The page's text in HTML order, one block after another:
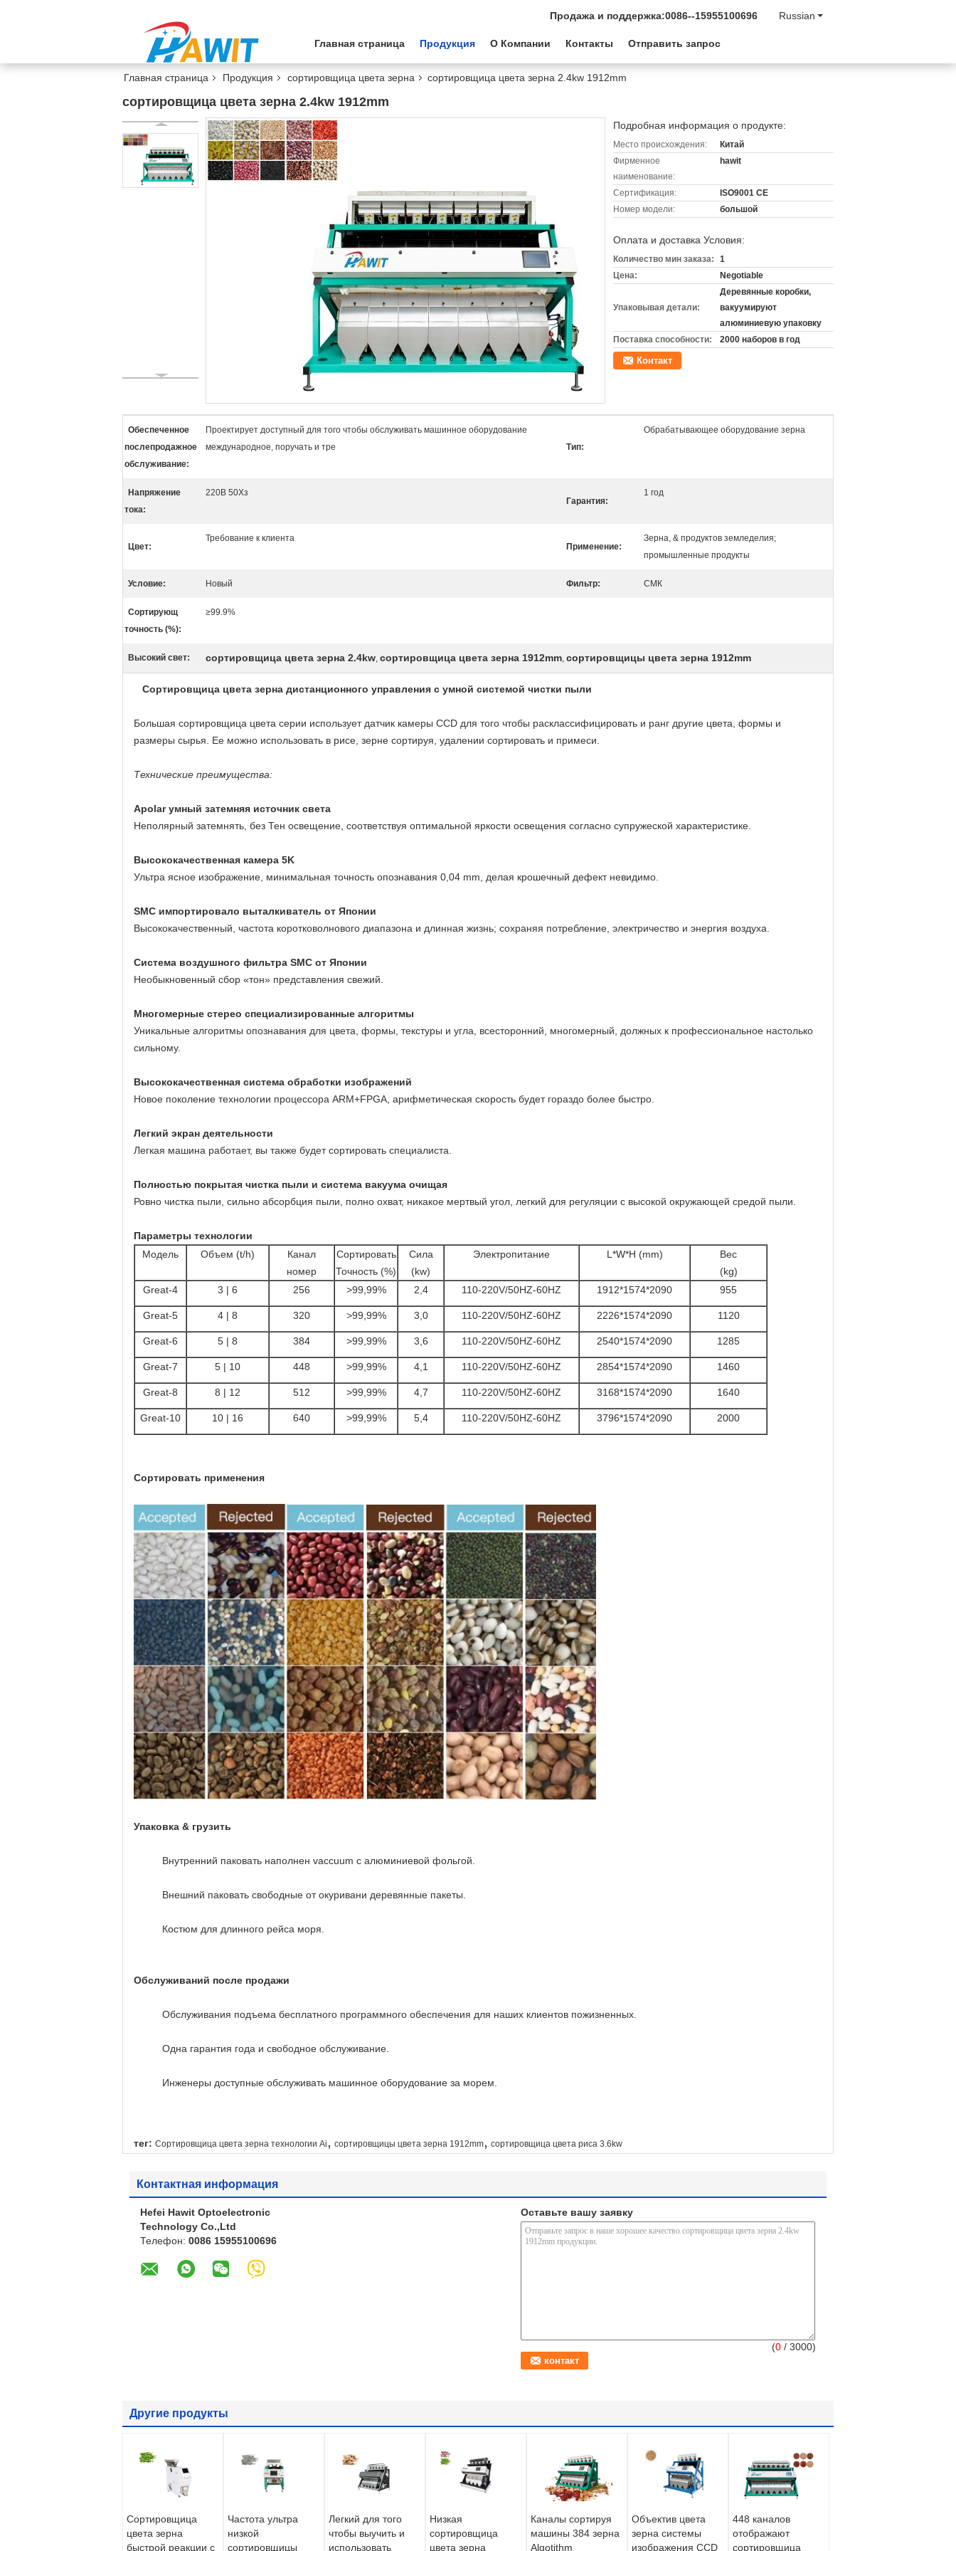
Russian
Продажа и поддержка:0086--15955100696
Главная страница Продукция О Компании Контакты Отправить запрос
Главная страница Продукция сортировщица цвета зерна сортировщица цвета зерна 2.4kw 1912mm
сортировщица цвета зерна 2.4kw 1912mm
Подробная информация о продукте:
Место происхождения:
Китай
Фирменное
наименование:
hawit
Сертификация:
ISO9001 CE
Номер модели:
большой
Оплата и доставка Условия:
Количество мин заказа:
1
Цена:
Negotiable
Упаковывая детали:
Деревянные коробки,
вакуумируют
алюминиевую упаковку
Поставка способности:
2000 наборов в год
Контакт
Обеспеченное
послепродажное
обслуживание:
Проектирует доступный для того чтобы обслуживать машинное оборудование
международное, поручать и тре
Тип:
Обрабатывающее оборудование зерна
Напряжение
тока:
220В 50Хз
Гарантия:
1 год
Цвет:
Требование к клиента
Применение:
Зерна, & продуктов земледелия;
промышленные продукты
Условие: Новый Фильтр: СМК
Сортирующ
точность (%):
≥99.9%
Высокий свет: сортировщица цвета зерна 2.4kw, сортировщица цвета зерна 1912mm, сортировщицы цвета зерна 1912mm
Сортировщица цвета зерна дистанционного управления с умной системой чистки пыли
Большая сортировщица цвета серии использует датчик камеры CCD для того чтобы расклассифицировать и ранг другие цвета, формы и
размеры сырья. Ее можно использовать в рисе, зерне сортируя, удалении сортировать и примеси.
Технические преимущества:
Apolar умный затемняя источник света
Неполярный затемнять, без Тен освещение, соответствуя оптимальной яркости освещения согласно супружеской характеристике.
Высококачественная камера 5K
Ультра ясное изображение, минимальная точность опознавания 0,04 mm, делая крошечный дефект невидимо.
SMC импортировало выталкиватель от Японии
Высококачественный, частота коротковолнового диапазона и длинная жизнь; сохраняя потребление, электричество и энергия воздуха.
Система воздушного фильтра SMC от Японии
Необыкновенный сбор «тон» представления свежий.
Многомерные стерео специализированные алгоритмы
Уникальные алгоритмы опознавания для цвета, формы, текстуры и угла, всесторонний, многомерный, должных к профессиональное настолько
сильному.
Высококачественная система обработки изображений
Новое поколение технологии процессора ARM+FPGA, арифметическая скорость будет гораздо более быстро.
Легкий экран деятельности
Легкая машина работает, вы также будет сортировать специалиста.
Полностью покрытая чистка пыли и система вакуума очищая
Ровно чистка пыли, сильно абсорбция пыли, полно охват, никакое мертвый угол, легкий для регуляции с высокой окружающей средой пыли.
Параметры технологии
Модель
Объем (t/h)
Канал
номер
Сортировать
Точность (%)
Сила
(kw)
Электропитание L*W*H (mm)
Вес
(kg)
Great-4
3 | 6 256 >99,99% 2,4 110-220V/50HZ-60HZ 1912*1574*2090 955
Great-5 4 | 8 320 >99,99% 3,0 110-220V/50HZ-60HZ 2226*1574*2090 1120
Great-6 5 | 8 384 >99,99% 3,6 110-220V/50HZ-60HZ 2540*1574*2090 1285
Great-7 5 | 10 448 >99,99% 4,1 110-220V/50HZ-60HZ 2854*1574*2090 1460
Great-8 8 | 12 512 >99,99% 4,7 110-220V/50HZ-60HZ 3168*1574*2090 1640
Great-10 10 | 16 640 >99,99% 5,4 110-220V/50HZ-60HZ 3796*1574*2090 2000
Сортировать применения
Упаковка & грузить
Внутренний паковать наполнен vaccuum с алюминиевой фольгой.
Внешний паковать свободные от окуривани деревянные пакеты.
Костюм для длинного рейса моря.
Обслуживаний после продажи
Обслуживания подъема бесплатного программного обеспечения для наших клиентов пожизненных.
Одна гарантия года и свободное обслуживание.
Инженеры доступные обслуживать машинное оборудование за морем.
тег: Сортировщица цвета зерна технологии Ai , сортировщицы цвета зерна 1912mm, сортировщица цвета риса 3.6kw
Контактная информация
Hefei Hawit Optoelectronic
Technology Co.,Ltd
Телефон: 0086 15955100696
Оставьте вашу заявку
(0 / 3000)
Другие продукты
Сортировщица
цвета зерна
быстрой реакции с
Частота ультра
низкой
сортировщицы
Легкий для того
чтобы выучить и
использовать
Низкая
сортировщица
цвета зерна
Каналы сортируя
машины 384 зерна
Algotithm
Объектив цвета
зерна системы
изображения CCD
448 каналов
отображают
сортировщица